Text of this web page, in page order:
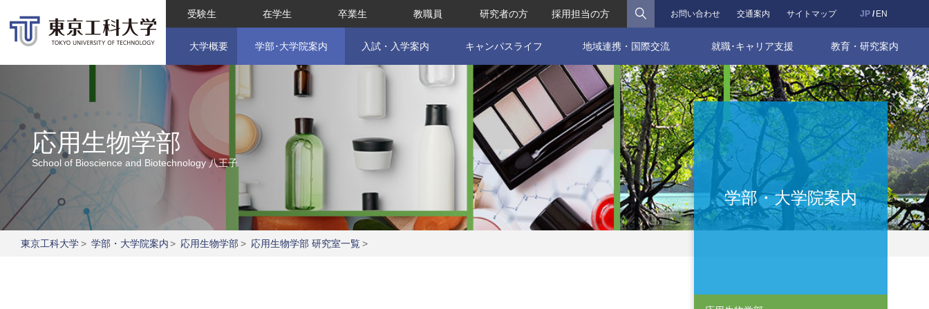
JP EN
お問い合わせ 交通案内 サイトマップ
受験生 在学生 卒業生 教職員 研究者の方 採用担当の方 検索
大学概要 学部･大学院案内 入試・入学案内 キャンパスライフ 地域連携・国際交流 就職･キャリア支援 教育・研究案内
応用生物学部
School of Bioscience and Biotechnology八王子
東京工科大学> 学部・大学院案内 > 応用生物学部 > 応用生物学部 研究室一覧 >
学部・大学院案内